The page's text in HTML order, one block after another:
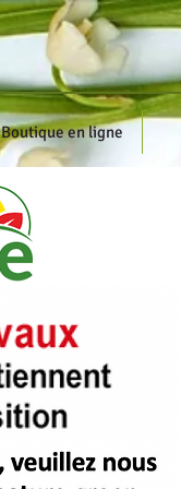
Boutique en ligne